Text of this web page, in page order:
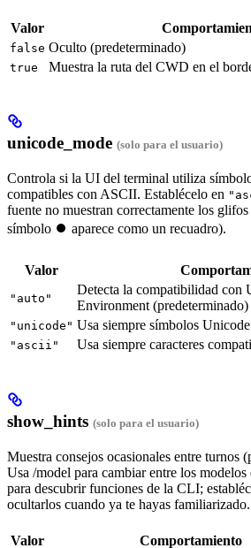
Valor
false Oculto (predeterminado)
true Muestra la ruta del CWD en el
unicode_mode (solo para el usuario)
Controla si la UI del terminal utiliza
compatibles con ASCII. Establécelo en
fuente no muestran correctamente los
símbolo ⏺ aparece como un recuadro).
Valor
"auto"
Detecta la compatibilidad con
Environment (predeterminado)
"unicode" Usa siempre símbolos Unicode
"ascii" Usa siempre caracteres
show_hints (solo para el usuario)
Muestra consejos ocasionales entre turnos
Usa /model para cambiar entre los
para descubrir funciones de la CLI;
ocultarlos cuando ya te hayas familiarizado.
Valor Comportamiento